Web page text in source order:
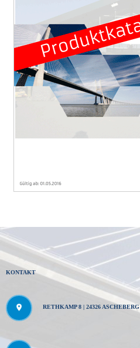
KONTAKT
RETHKAMP 8 | 24326 ASCHEBERG